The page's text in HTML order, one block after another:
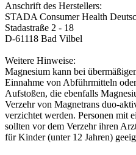
Anschrift des Herstellers:
STADA Consumer Health
Stadastraße 2 - 18
D-61118 Bad Vilbel
Weitere Hinweise:
Magnesium kann bei
Einnahme von Abführmitteln
Aufstoßen, die ebenfalls
Verzehr von Magnetrans duo-
verzichtet werden. Personen mit
sollten vor dem Verzehr ihren
für Kinder (unter 12 Jahren)